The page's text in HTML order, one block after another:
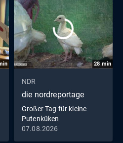
28min
NDR
die nordreportage
Großer Tag für kleine
Putenküken
07.08.2026